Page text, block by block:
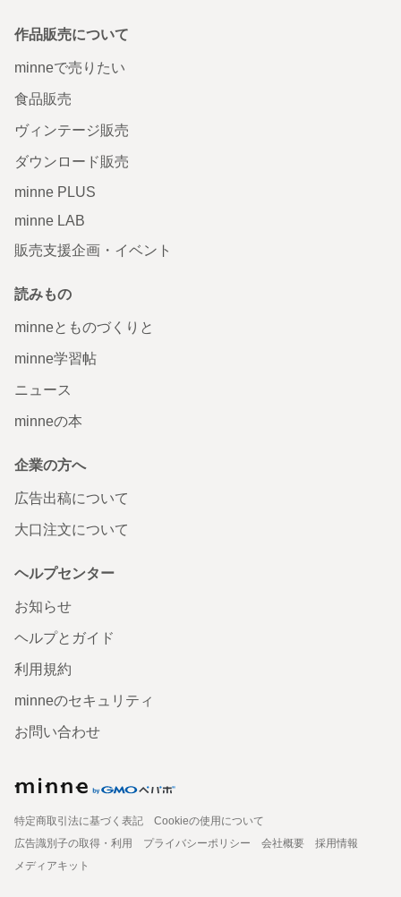
作品販売について
minneで売りたい
食品販売
ヴィンテージ販売
ダウンロード販売
minne PLUS
minne LAB
販売支援企画・イベント
読みもの
minneとものづくりと
minne学習帖
ニュース
minneの本
企業の方へ
広告出稿について
大口注文について
ヘルプセンター
お知らせ
ヘルプとガイド
利用規約
minneのセキュリティ
お問い合わせ
特定商取引法に基づく表記
Cookieの使用について
広告識別子の取得・利用
プライバシーポリシー 会社概要
採用情報
メディアキット